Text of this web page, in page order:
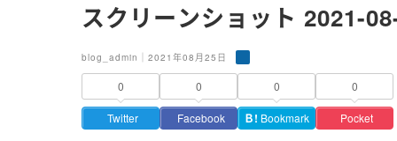
スクリーンショット 2021-
blog_admin｜2021年08月25日
0
Twitter
0
Facebook
0
Ｂ! Bookmark
0
Pocket